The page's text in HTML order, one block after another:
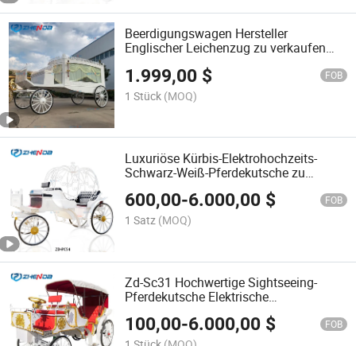
Beerdigungswagen Hersteller
Englischer Leichenzug zu verkaufen
Pferdegezogene Kutsche
1.999,00 $ FOB
1 Stück (MOQ)
Luxuriöse Kürbis-Elektrohochzeits-
Schwarz-Weiß-Pferdekutsche zu
verkaufen, zweireihige von Pferden
gezogene Kutsche
600,00-6.000,00 $ FOB
1 Satz (MOQ)
Zd-Sc31 Hochwertige Sightseeing-
Pferdekutsche Elektrische
100,00-6.000,00 $ FOB